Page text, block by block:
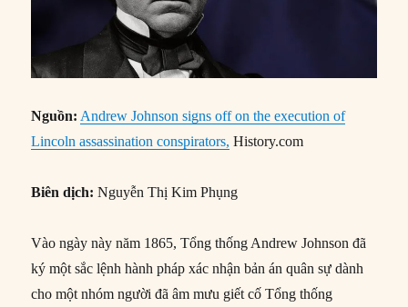
Nguồn: Andrew Johnson signs off on the execution of
Lincoln assassination conspirators, History.com
Biên dịch: Nguyễn Thị Kim Phụng
Vào ngày này năm 1865, Tổng thống Andrew Johnson đã
ký một sắc lệnh hành pháp xác nhận bản án quân sự dành
cho một nhóm người đã âm mưu giết cố Tổng thống